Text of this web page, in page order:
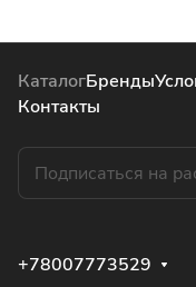
КаталогБренды
Контакты
+78007773529